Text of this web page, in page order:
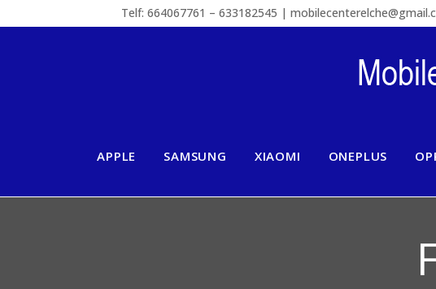
Telf: 664067761 – 633182545 |
APPLE SAMSUNG XIAOMI ONEPLUS